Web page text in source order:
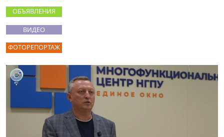
ОБЪЯВЛЕНИЯ
ВИДЕО
ФОТОРЕПОРТАЖ